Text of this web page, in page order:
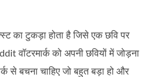
का टुकड़ा होता है जिसे एक छवि पर
वॉटरमार्क को अपनी छवियों में जोड़ना
से बचना चाहिए जो बहुत बड़ा हो और